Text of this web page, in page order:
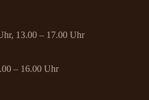
13.00 – 17.00 Uhr
– 16.00 Uhr